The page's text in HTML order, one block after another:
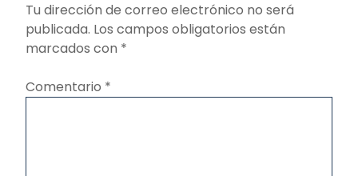
Tu dirección de correo electrónico no será
publicada. Los campos obligatorios están
marcados con *
Comentario *